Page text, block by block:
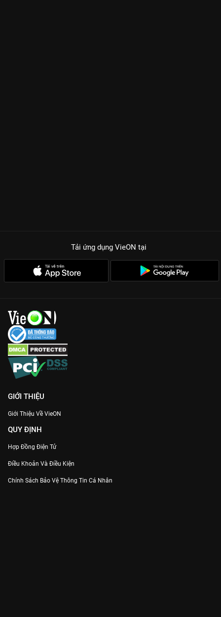
Tải ứng dụng VieON tại
GIỚI THIỆU
Giới Thiệu Về VieON
QUY ĐỊNH
Hợp Đồng Điện Tử
Điều Khoản Và Điều Kiện
Chính Sách Bảo Vệ Thông Tin Cá Nhân